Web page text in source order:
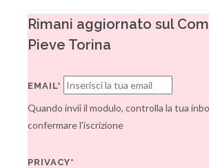
Rimani aggiornato sul
Pieve Torina
EMAIL*
Quando invii il modulo, controlla la tua
confermare l'iscrizione
PRIVACY*